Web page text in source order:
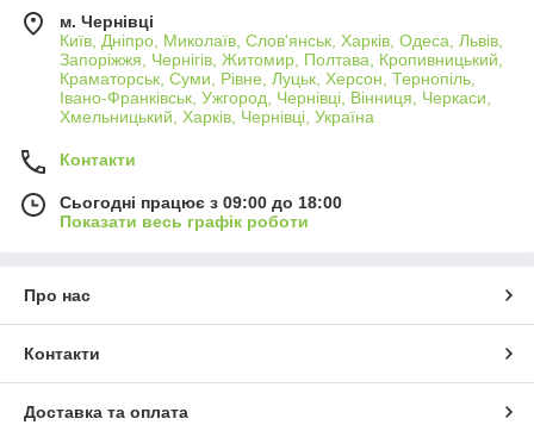
м. Чернівці
Київ, Дніпро, Миколаїв, Слов'янськ, Харків, Одеса, Львів,
Запоріжжя, Чернігів, Житомир, Полтава, Кропивницький,
Краматорськ, Суми, Рівне, Луцьк, Херсон, Тернопіль,
Івано-Франківськ, Ужгород, Чернівці, Вінниця, Черкаси,
Хмельницький, Харків, Чернівці, Україна
Контакти
Сьогодні працює з 09:00 до 18:00
Показати весь графік роботи
Про нас
Контакти
Доставка та оплата